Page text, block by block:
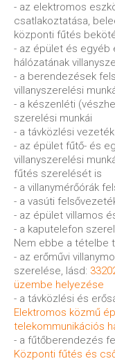
IRODÁK
- az elektromos
csatlakoztatása,
központi fűtés
- az épület és egyéb
hálózatának
- a berendezések
villanyszerelési
- a készenléti
szerelési munkái
- a távközlési
- az épület fűtő- és
villanyszerelési
fűtés szerelését is
- a villanymérőórák
- a vasúti
- az épület villamos
- a kaputelefon
Nem ebbe a tételbe
- az erőművi
szerelése, lásd:
üzembe helyezése
- a távközlési és
Elektromos közmű
telekommunikációs
- a fűtőberendezés
Központi fűtés és